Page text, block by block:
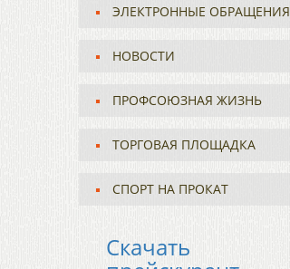
ЭЛЕКТРОННЫЕ ОБРАЩЕНИЯ
НОВОСТИ
ПРОФСОЮЗНАЯ ЖИЗНЬ
ТОРГОВАЯ ПЛОЩАДКА
СПОРТ НА ПРОКАТ
Скачать